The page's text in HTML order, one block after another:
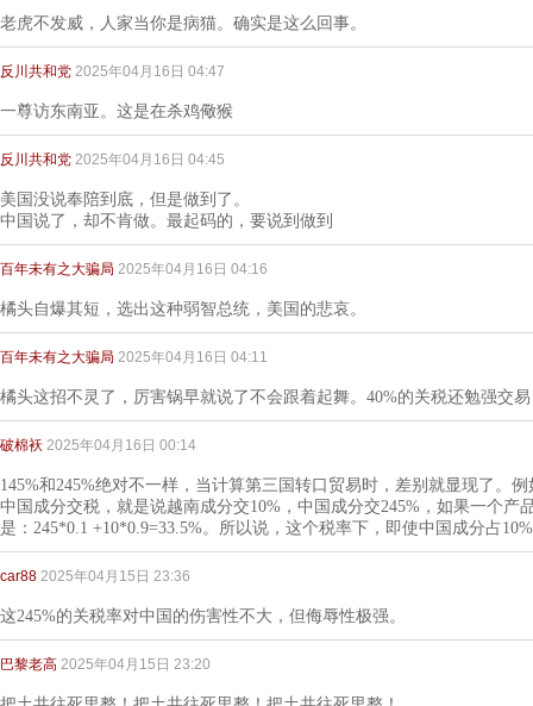
老虎不发威，人家当你是病猫。确实是这么回事。
反川共和党 2025年04月16日 04:47
一尊访东南亚。这是在杀鸡儆猴
反川共和党 2025年04月16日 04:45
美国没说奉陪到底，但是做到了。
中国说了，却不肯做。最起码的，要说到做到
百年未有之大骗局 2025年04月16日 04:16
橘头自爆其短，选出这种弱智总统，美国的悲哀。
百年未有之大骗局 2025年04月16日 04:11
橘头这招不灵了，厉害锅早就说了不会跟着起舞。40%的关税还勉强交
破棉袄 2025年04月16日 00:14
145%和245%绝对不一样，当计算第三国转口贸易时，差别就显现了。
中国成分交税，就是说越南成分交10%，中国成分交245%，如果一个产
是：245*0.1 +10*0.9=33.5%。所以说，这个税率下，即使中国成分占
car88 2025年04月15日 23:36
这245%的关税率对中国的伤害性不大，但侮辱性极强。
巴黎老高 2025年04月15日 23:20